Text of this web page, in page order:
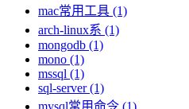
mac常用工具 (1)
arch-linux系 (1)
mongodb (1)
mono (1)
mssql (1)
sql-server (1)
mysql常用命令 (1)